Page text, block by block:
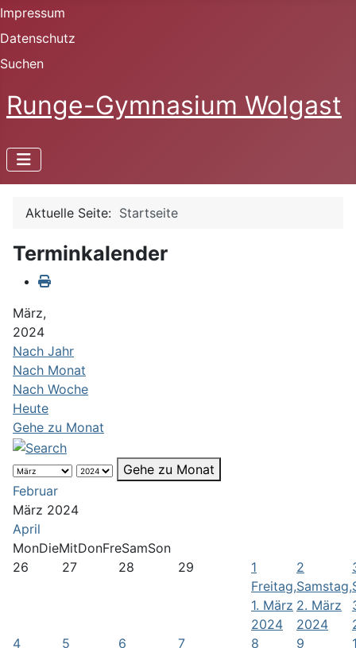
Impressum
Datenschutz
Suchen
Runge-Gymnasium Wolgast
Aktuelle Seite: Startseite
Terminkalender
März,
2024
Nach Jahr
Nach Monat
Nach Woche
Heute
Gehe zu Monat
Gehe zu Monat
Februar
März 2024
April
MonDieMitDonFreSamSon
26
27 28 29
1
Freitag,
1. März
2024
2
Samstag,
2. März
2024
4
5
6
7
8
9